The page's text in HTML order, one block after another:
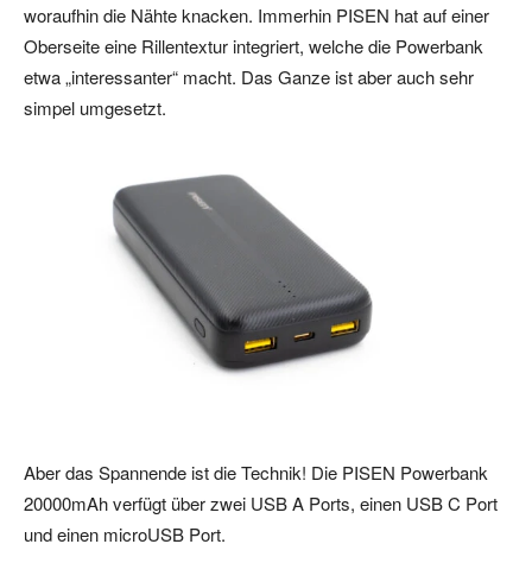
woraufhin die Nähte knacken. Immerhin PISEN hat auf einer
Oberseite eine Rillentextur integriert, welche die Powerbank
etwa „interessanter“ macht. Das Ganze ist aber auch sehr
simpel umgesetzt.
Aber das Spannende ist die Technik! Die PISEN Powerbank
20000mAh verfügt über zwei USB A Ports, einen USB C Port
und einen microUSB Port.